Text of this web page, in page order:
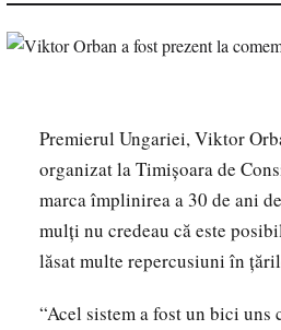
Premierul Ungariei, Viktor
organizat la Timişoara de
marca împlinirea a 30 de ani
mulţi nu credeau că este
lăsat multe repercusiuni în
“Acel sistem a fost un bici